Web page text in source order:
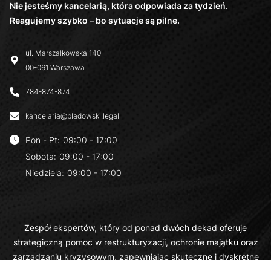
Zespół ekspertów, który od ponad dwóch dekad oferuje
strategiczną pomoc w restrukturyzacji, ochronie majątku oraz
zarządzaniu kryzysowym, zapewniając skuteczne i dyskretne
Nie jesteśmy kancelarią, która odpowiada za tydzień.
Reagujemy szybko – bo sytuacje są pilne.
ul. Marszałkowska 140
00-061 Warszawa
784-874-874
kancelaria@bladowski.legal
Pon - Pt: 09:00 - 17:00
Sobota: 09:00 - 17:00
Niedziela: 09:00 - 17:00